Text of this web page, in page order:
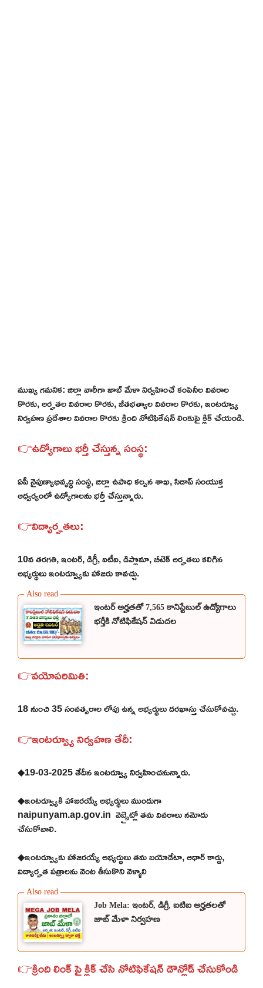
ముఖ్య గమనిక: జిల్లా వారీగా జాబ్ మేళా నిర్వహించే కంపెనీల వివరాల
కొరకు, అర్హతల వివరాల కొరకు, జీతభత్యాల వివరాల కొరకు, ఇంటర్వ్యూ
నిర్వహణ ప్రదేశాల వివరాల కొరకు క్రింది నోటిఫికేషన్ లింకుపై క్లిక్ చేయండి.
👉ఉద్యోగాలు భర్తీ చేస్తున్న సంస్థ:
ఏపీ నైపుణ్యాభివృద్ధి సంస్థ, జిల్లా ఉపాధి కల్పన శాఖ, సిడాప్ సంయుక్త
ఆధ్వర్యంలో ఉద్యోగాలను భర్తీ చేస్తున్నారు.
👉విద్యార్హతలు:
10వ తరగతి, ఇంటర్, డిగ్రీ, ఐటీఐ, డిప్లొమా, బీటెక్ అర్హతలు కలిగిన
అభ్యర్థులు ఇంటర్వ్యూకు హాజరు కావచ్చు.
ఇంటర్ అర్హతతో 7,565 కానిస్టేబుల్ ఉద్యోగాలు
భర్తీకి నోటిఫికేషన్ విడుదల
👉వయోపరిమితి:
18 నుంచి 35 సంవత్సరాల లోపు ఉన్న అభ్యర్థులు దరఖాస్తు చేసుకోవచ్చు.
👉ఇంటర్వ్యూ నిర్వహణ తేదీ:
◆19-03-2025 తేదీన ఇంటర్వ్యూ నిర్వహించనున్నారు.
◆ఇంటర్వ్యూకి హాజరయ్యే అభ్యర్థులు ముందుగా
naipunyam.ap.gov.in వెబ్సైట్లో తమ వివరాలు నమోదు
చేసుకోవాలి.
◆ఇంటర్వ్యూకు హాజరయ్యే అభ్యర్థులు తమ బయోడేటా, ఆధార్ కార్డు,
విద్యార్హత పత్రాలను వెంట తీసుకొని వెళ్ళాలి
Job Mela: ఇంటర్, డిగ్రీ, ఐటిఐ అర్హతలతో
జాబ్ మేళా నిర్వహణ
👉క్రింది లింక్ పై క్లిక్ చేసి నోటిఫికేషన్ డౌన్లోడ్ చేసుకోండి